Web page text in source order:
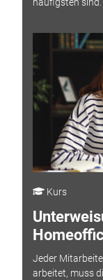
Kurs
Jeder
arbeitet, muss